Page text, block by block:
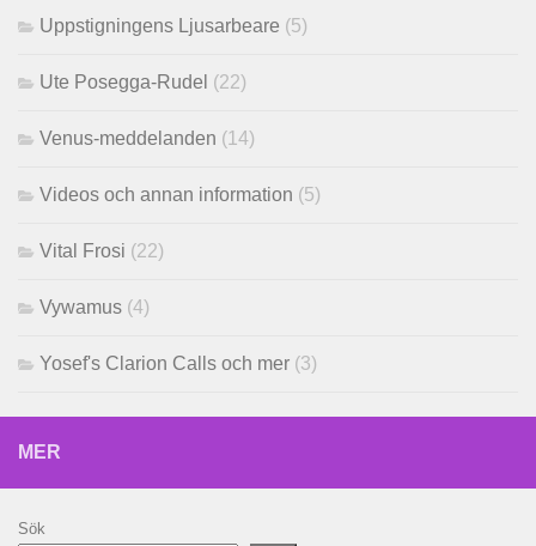
Uppstigningens Ljusarbeare (5)
Ute Posegga-Rudel (22)
Venus-meddelanden (14)
Videos och annan information (5)
Vital Frosi (22)
Vywamus (4)
Yosef's Clarion Calls och mer (3)
MER
Sök